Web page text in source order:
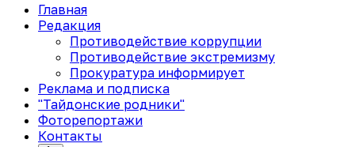
Главная
Редакция
Противодействие коррупции
Противодействие экстремизму
Прокуратура информирует
Реклама и подписка
"Тайдонские родники"
Фоторепортажи
Контакты